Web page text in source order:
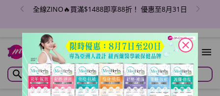
全線ZINO🔥買滿$1488即享88折！ 優惠至8月31日
close